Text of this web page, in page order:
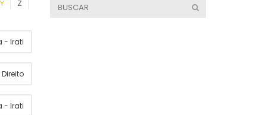
Y Z
- Irati
Direito
- Irati